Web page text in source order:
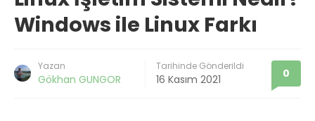
Windows ile Linux Farkı
Yazan
Gökhan GUNGOR
Tarihinde Gönderildi
16 Kasım 2021 0